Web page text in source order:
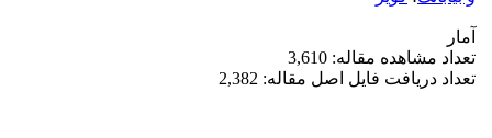
آمار
تعداد مشاهده مقاله: 3,610
تعداد دریافت فایل اصل مقاله: 2,382